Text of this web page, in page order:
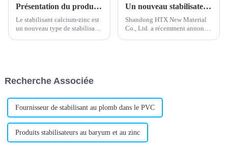
Présentation du produit : Stabilisateur calcium-zinc
Le stabilisant calcium-zinc est
un nouveau type de stabilisant
nocifs.
Un nouveau stabilisateur de plomb composé améliore les performances de la batterie
Shandong HTX New Material
Co., Ltd. a récemment annoncé
Recherche Associée
Fournisseur de stabilisant au plomb dans le PVC
Produits stabilisateurs au baryum et au zinc